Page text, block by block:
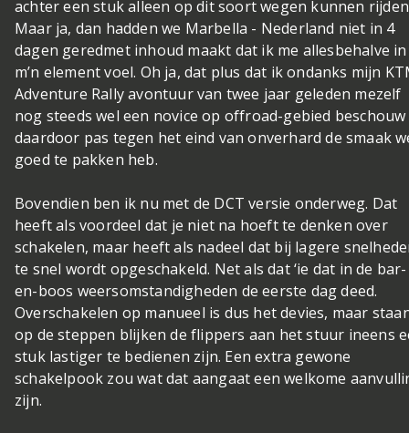
achter een stuk alleen op dit soort wegen kunnen
Maar ja, dan hadden we Marbella - Nederland niet in 4
dagen geredmet inhoud maakt dat ik me allesbehalve in
m’n element voel. Oh ja, dat plus dat ik ondanks mijn
Adventure Rally avontuur van twee jaar geleden mezelf
nog steeds wel een novice op offroad-gebied beschouw
daardoor pas tegen het eind van onverhard de smaak
goed te pakken heb.
Bovendien ben ik nu met de DCT versie onderweg. Dat
heeft als voordeel dat je niet na hoeft te denken over
schakelen, maar heeft als nadeel dat bij lagere
te snel wordt opgeschakeld. Net als dat ‘ie dat in de bar-
en-boos weersomstandigheden de eerste dag deed.
Overschakelen op manueel is dus het devies, maar
op de steppen blijken de flippers aan het stuur ineens
stuk lastiger te bedienen zijn. Een extra gewone
schakelpook zou wat dat aangaat een welkome
zijn.